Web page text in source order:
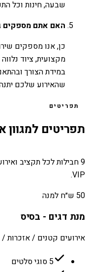
שבעה, חינות וכל
האם אתם מספקים
כן, אנו מספקים
מקצועית, ציוד
במידת הצורך
שהאירוע שלכם
תפריטים
תפריטים למגוון
9 חבילות לכל תקציב
VIP.
50 ש״ח למנה
מנת דגים - בסיס
אירועים קטנים / אזכרות
5 סוגי סלטים